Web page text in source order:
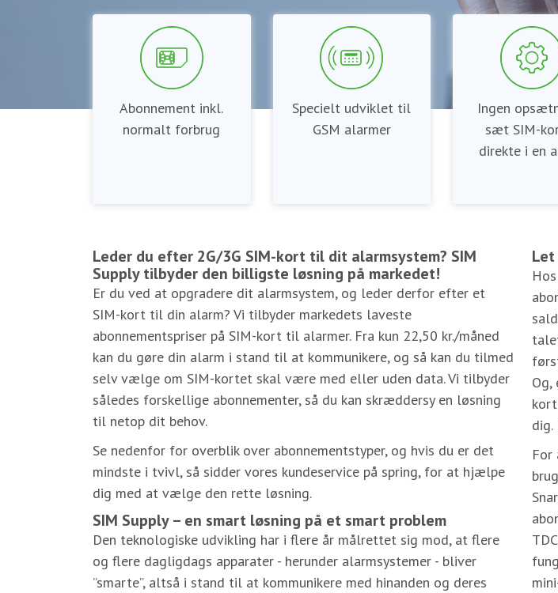
Abonnement inkl.
normalt forbrug
Specielt udviklet til
GSM alarmer
Ingen
sæt SIM-
direkte i en
Leder du efter 2G/3G SIM-kort til dit alarmsystem? SIM
Supply tilbyder den billigste løsning på markedet!
Er du ved at opgradere dit alarmsystem, og leder derfor efter et
SIM-kort til din alarm? Vi tilbyder markedets laveste
abonnementspriser på SIM-kort til alarmer. Fra kun 22,50 kr./måned
kan du gøre din alarm i stand til at kommunikere, og så kan du tilmed
selv vælge om SIM-kortet skal være med eller uden data. Vi tilbyder
således forskellige abonnementer, så du kan skræddersy en løsning
til netop dit behov.
Se nedenfor for overblik over abonnementstyper, og hvis du er det
mindste i tvivl, så sidder vores kundeservice på spring, for at hjælpe
dig med at vælge den rette løsning.
SIM Supply – en smart løsning på et smart problem
Den teknologiske udvikling har i flere år målrettet sig mod, at flere
og flere dagligdags apparater - herunder alarmsystemer - bliver
”smarte”, altså i stand til at kommunikere med hinanden og deres
For